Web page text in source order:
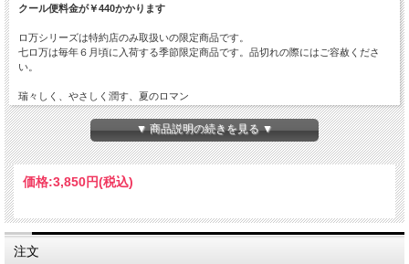
クール便料金が￥440かかります
ロ万シリーズは特約店のみ取扱いの限定商品です。
七ロ万は毎年６月頃に入荷する季節限定商品です。品切れの際にはご容赦くださ
い。
瑞々しく、やさしく潤す、夏のロマン
伊南川の水面が太陽にきらめき、蔵を取り囲む大自然が緑の輝きを増す頃、七ロ万
は蔵出しの時を迎えます。日差しをやわらげる木陰のように、やさしく、ココロ潤
す酒でありたいと仕込んだ「七ロ万」。果実のような瑞々しさと、穏やかな香り
の、夏のロマンです。
無濾過の為、炭素濾過等は一切行っておりません。その為、オリが発生する場合が
精米歩合…50%
▼ 商品説明の続きを見る ▼
価格:3,850円(税込)
注文